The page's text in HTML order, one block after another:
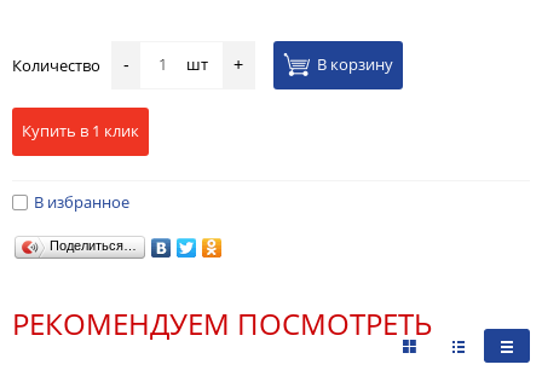
Количество - шт + В корзину
Купить в 1 клик
В избранное
Поделиться…
РЕКОМЕНДУЕМ ПОСМОТРЕТЬ